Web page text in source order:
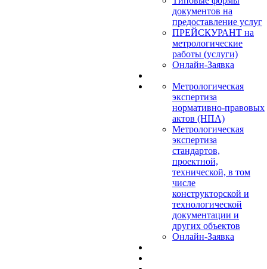
документов на
предоставление услуг
ПРЕЙСКУРАНТ на
метрологические
работы (услуги)
Онлайн-Заявка
Метрологическая
экспертиза
нормативно-правовых
актов (НПА)
Метрологическая
экспертиза
стандартов,
проектной,
технической, в том
числе
конструкторской и
технологической
документации и
других объектов
Онлайн-Заявка